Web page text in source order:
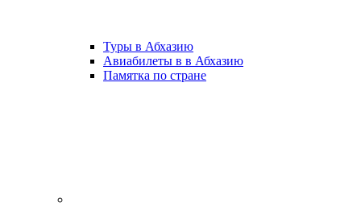
Туры в Абхазию
Авиабилеты в в Абхазию
Памятка по стране